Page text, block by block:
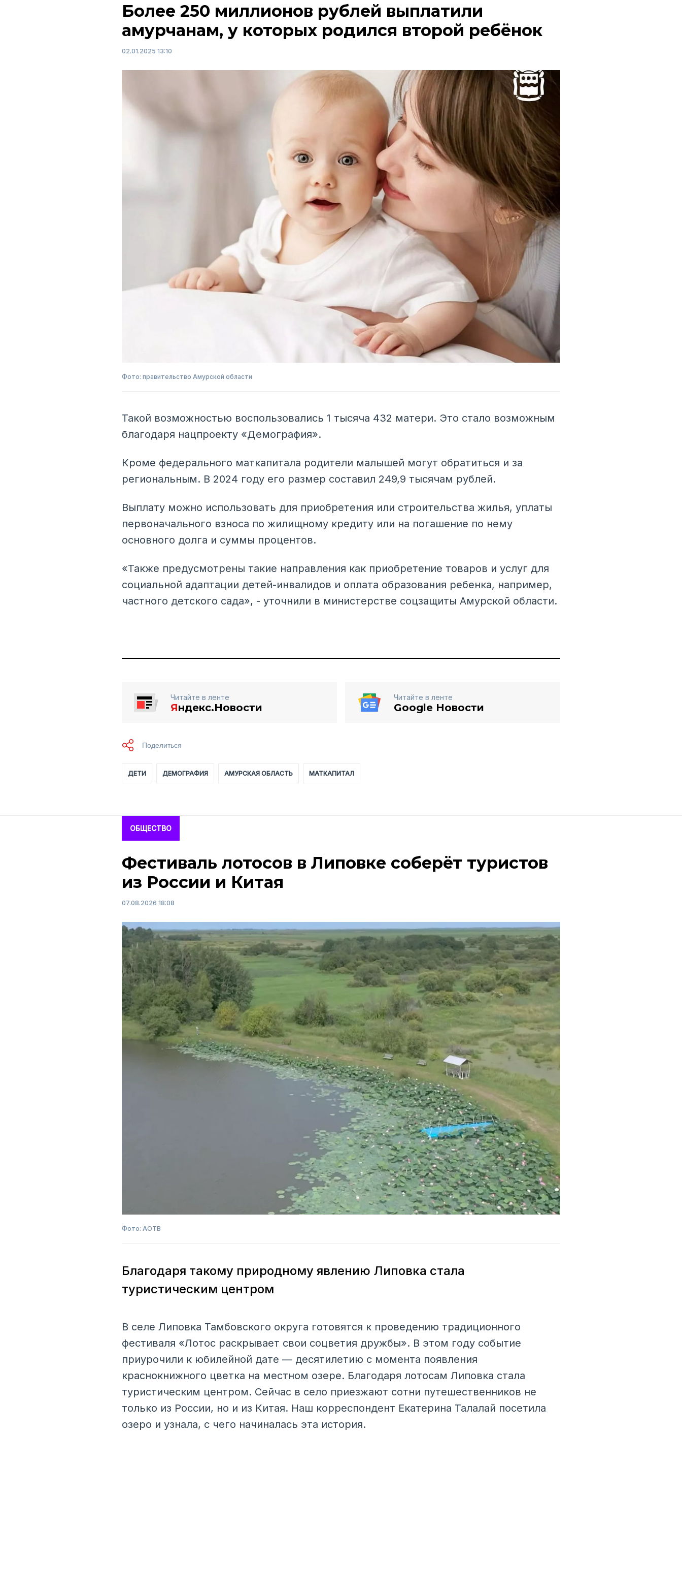
Более 250 миллионов рублей выплатили
амурчанам, у которых родился второй ребёнок
02.01.2025 13:10
Фото: правительство Амурской области
Такой возможностью воспользовались 1 тысяча 432 матери. Это стало возможным
благодаря нацпроекту «Демография».
Кроме федерального маткапитала родители малышей могут обратиться и за
региональным. В 2024 году его размер составил 249,9 тысячам рублей.
Выплату можно использовать для приобретения или строительства жилья, уплаты
первоначального взноса по жилищному кредиту или на погашение по нему
основного долга и суммы процентов.
«Также предусмотрены такие направления как приобретение товаров и услуг для
социальной адаптации детей-инвалидов и оплата образования ребенка, например,
частного детского сада», - уточнили в министерстве соцзащиты Амурской области.
Читайте в ленте
Яндекс.Новости
Читайте в ленте
Google Новости
ДЕТИ ДЕМОГРАФИЯ АМУРСКАЯ ОБЛАСТЬ МАТКАПИТАЛ
ОБЩЕСТВО
Фестиваль лотосов в Липовке соберёт туристов
из России и Китая
07.08.2026 18:08
Фото: АОТВ
Благодаря такому природному явлению Липовка стала
туристическим центром
В селе Липовка Тамбовского округа готовятся к проведению традиционного
фестиваля «Лотос раскрывает свои соцветия дружбы». В этом году событие
приурочили к юбилейной дате — десятилетию с момента появления
краснокнижного цветка на местном озере. Благодаря лотосам Липовка стала
туристическим центром. Сейчас в село приезжают сотни путешественников не
только из России, но и из Китая. Наш корреспондент Екатерина Талалай посетила
озеро и узнала, с чего начиналась эта история.